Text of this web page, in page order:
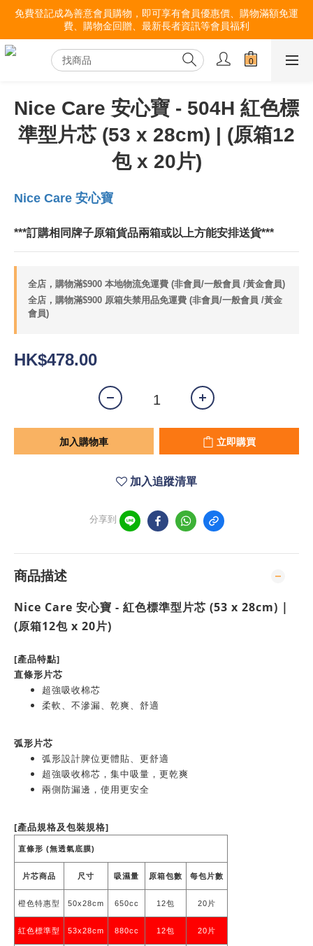
免費登記成為善意會員購物，即可享有會員優惠價、購物滿額免運
費、購物金回贈、最新長者資訊等會員福利
Nice Care 安心寶 - 504H 紅色標
準型片芯 (53 x 28cm) | (原箱12
包 x 20片)
Nice Care 安心寶
***訂購相同牌子原箱貨品兩箱或以上方能安排送貨***
全店，購物滿$900 本地物流免運費 (非會員/一般會員 /黃金會員)
全店，購物滿$900 原箱失禁用品免運費 (非會員/一般會員 /黃金
會員)
HK$478.00
加入購物車 立即購買
加入追蹤清單
分享到
商品描述
Nice Care 安心寶 - 紅色標準型片芯 (53 x 28cm) |
(原箱12包 x 20片)
[產品特點]
直條形片芯
超強吸收棉芯
柔軟、不滲漏、乾爽、舒適
弧形片芯
弧形設計脾位更體貼、更舒適
超強吸收棉芯，集中吸量，更乾爽
兩側防漏邊，使用更安全
[產品規格及包裝規格]
直條形 (無透氣底膜)
片芯商品 尺寸 吸濕量 原箱包數 每包片數
橙色特惠型 50x28cm 650cc 12包 20片
紅色標準型 53x28cm 880cc 12包 20片